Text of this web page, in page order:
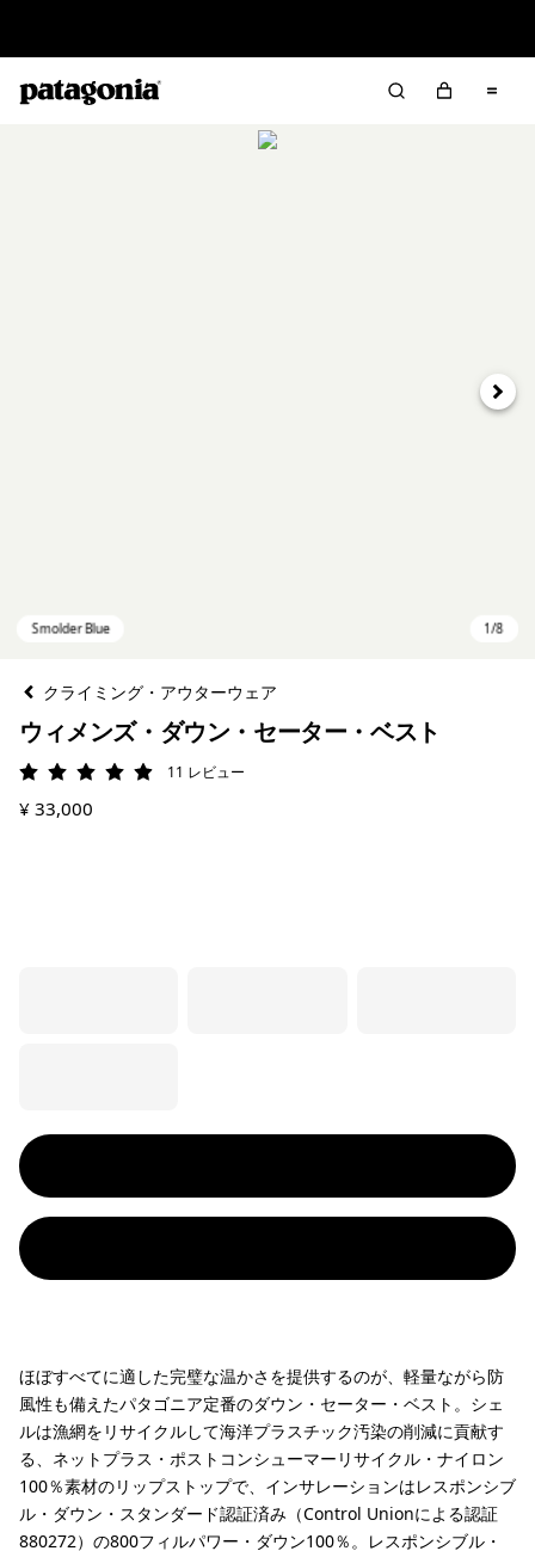
次へ
クライミング・アウターウェア
ウィメンズ・ダウン・セーター・ベスト
評価: 4.9 / 5
11 レビュー
¥ 33,000
ほぼすべてに適した完璧な温かさを提供するのが、軽量ながら防
風性も備えたパタゴニア定番のダウン・セーター・ベスト。シェ
ルは漁網をリサイクルして海洋プラスチック汚染の削減に貢献す
る、ネットプラス・ポストコンシューマーリサイクル・ナイロン
100％素材のリップストップで、インサレーションはレスポンシブ
ル・ダウン・スタンダード認証済み（Control Unionによる認証
880272）の800フィルパワー・ダウン100％。レスポンシブル・